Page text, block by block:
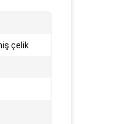
çelik